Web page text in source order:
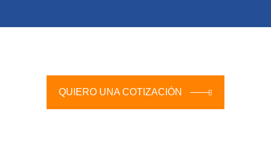
QUIERO UNA COTIZACIÓN